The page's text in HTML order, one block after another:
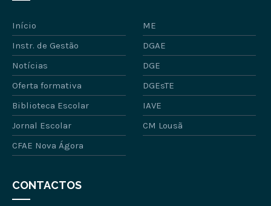
Início
ME
Instr. de Gestão
DGAE
Notícias
DGE
Oferta formativa
DGEsTE
Biblioteca Escolar
IAVE
Jornal Escolar
CM Lousã
CFAE Nova Ágora
CONTACTOS